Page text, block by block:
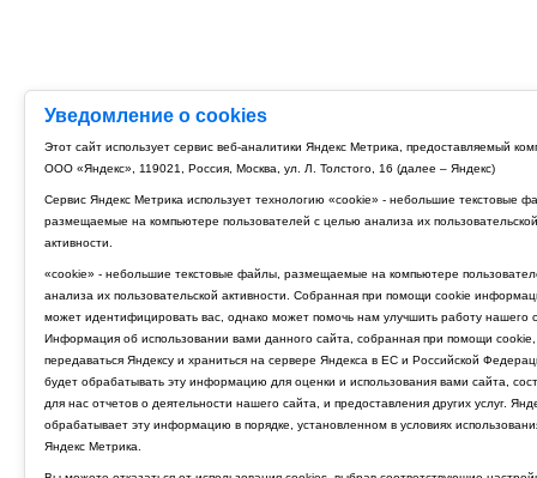
Уведомление о cookies
Этот сайт использует сервис веб-аналитики Яндекс Метрика, предоставляемый
ООО «Яндекс», 119021, Россия, Москва, ул. Л. Толстого, 16 (далее – Яндекс)
Сервис Яндекс Метрика использует технологию «cookie» - небольшие текстовые
размещаемые на компьютере пользователей с целью анализа их пользовательской
активности.
«cookie» - небольшие текстовые файлы, размещаемые на компьютере
анализа их пользовательской активности. Собранная при помощи cookie
может идентифицировать вас, однако может помочь нам улучшить работу нашего
Информация об использовании вами данного сайта, собранная при помощи cookie,
передаваться Яндексу и храниться на сервере Яндекса в ЕС и Российской
будет обрабатывать эту информацию для оценки и использования вами сайта,
для нас отчетов о деятельности нашего сайта, и предоставления других услуг.
обрабатывает эту информацию в порядке, установленном в условиях
Яндекс Метрика.